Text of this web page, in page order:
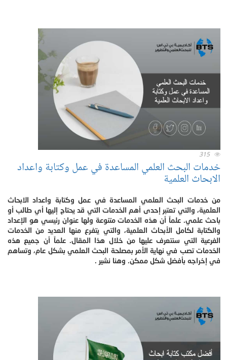
315
خدمات البحث العلمي المساعدة في عمل وكتابة واعداد
الابحاث العلمية
من خدمات البحث العلمي المساعدة في عمل وكتابة واعداد الابحاث
العلمية، والتي تعتبر إحدى أهم الخدمات التي قد يحتاج إليها أي طالب أو
باحث علمي. علماً أن هذه الخدمات متنوعة ولها عنوان رئيسي هو الإعداد
والكتابة لكامل الأبحاث العلمية، والتي يتفرع منها العديد من الخدمات
الفرعية التي سنتعرف عليها من خلال هذا المقال. علماً أن جميع هذه
الخدمات تصب في نهاية الأمر بمصلحة البحث العلمي بشكل عام، وتساهم
في إخراجه بأفضل شكل ممكن. وهنا نشير .